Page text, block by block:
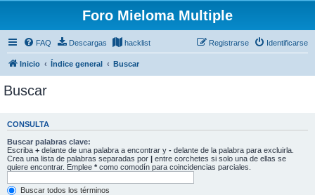
Foro Mieloma Multiple
FAQ Descargas hacklist Identificarse
Registrarse
Inicio Índice general Buscar
Buscar
CONSULTA
Buscar palabras clave:
Escriba + delante de una palabra a encontrar y - delante de la palabra para excluirla.
Crea una lista de palabras separadas por | entre corchetes si solo una de ellas se
quiere encontrar. Emplee * como comodín para coincidencias parciales.
Buscar todos los términos